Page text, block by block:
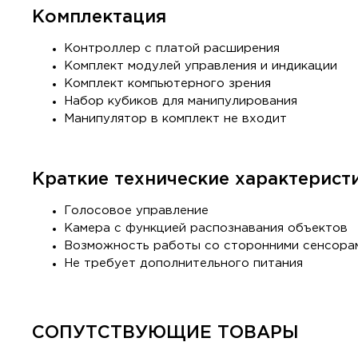
Комплектация
Контроллер с платой расширения
Комплект модулей управления и индикации
Комплект компьютерного зрения
Набор кубиков для манипулирования
Манипулятор в комплект не входит
Краткие технические
Голосовое управление
Камера с функцией распознавания объектов
Возможность работы со сторонними
Не требует дополнительного питания
СОПУТСТВУЮЩИЕ ТОВАРЫ